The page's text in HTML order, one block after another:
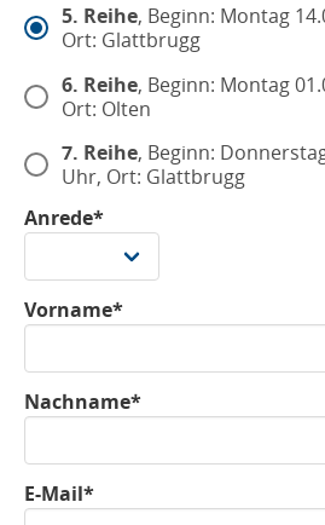
5. Reihe, Beginn: Montag
Ort: Glattbrugg
6. Reihe, Beginn: Montag
Ort: Olten
7. Reihe, Beginn:
Uhr, Ort: Glattbrugg
Anrede*
Vorname*
Nachname*
E-Mail*